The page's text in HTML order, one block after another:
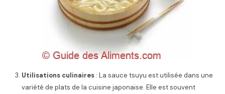
Utilisations culinaires : La sauce tsuyu est utilisée dans une
variété de plats de la cuisine japonaise. Elle est souvent